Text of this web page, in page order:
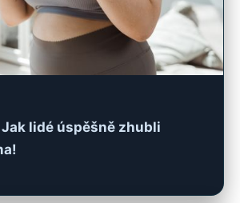
lidé úspěšně zhubli